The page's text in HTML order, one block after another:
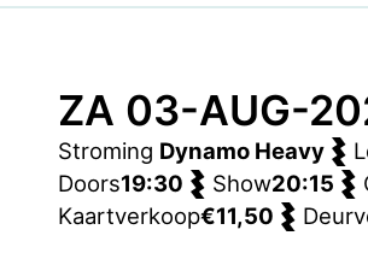
ZA 03-AUG-
Stroming Dynamo Heavy
Doors19:30 Show20:15
Kaartverkoop€11,50